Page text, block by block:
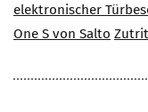
elektronischer
One S von Salto